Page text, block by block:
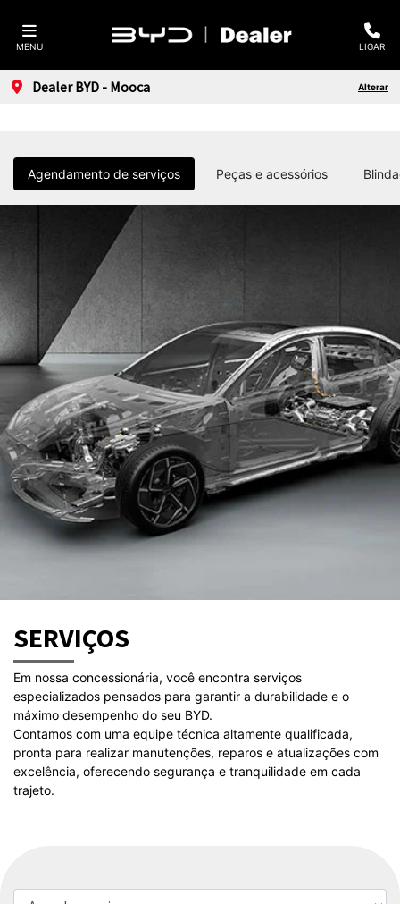
MENU LIGAR
Dealer BYD - Mooca Alterar
Agendamento de serviços Peças e acessórios
SERVIÇOS
Em nossa concessionária, você encontra serviços
especializados pensados para garantir a durabilidade e o
máximo desempenho do seu BYD.
Contamos com uma equipe técnica altamente qualificada,
pronta para realizar manutenções, reparos e atualizações com
excelência, oferecendo segurança e tranquilidade em cada
trajeto.